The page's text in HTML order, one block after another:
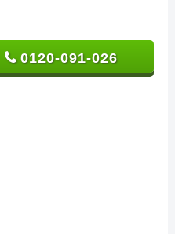
0120-091-026